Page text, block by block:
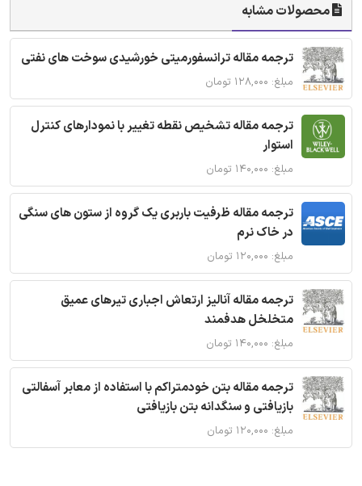
محصولات مشابه
ترجمه مقاله ترانسفورمیتی خورشیدی سوخت های نفتی
مبلغ: ۱۲۸,۰۰۰ تومان
ترجمه مقاله تشخیص نقطه تغییر با نمودارهای کنترل
استوار
مبلغ: ۱۴۰,۰۰۰ تومان
ترجمه مقاله ظرفیت باربری یک گروه از ستون های سنگی
در خاک نرم
مبلغ: ۱۲۰,۰۰۰ تومان
ترجمه مقاله آنالیز ارتعاش اجباری تیرهای عمیق
متخلخل هدفمند
مبلغ: ۱۴۰,۰۰۰ تومان
ترجمه مقاله بتن خودمتراکم با استفاده از معابر آسفالتی
بازیافتی و سنگدانه بتن بازیافتی
مبلغ: ۱۲۰,۰۰۰ تومان